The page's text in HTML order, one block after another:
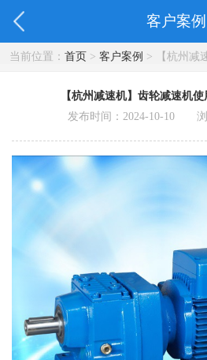
客户案例
当前位置： 首页> 客户案例 > 【杭州减
【杭州减速机】齿轮减速机
发布时间：2024-10-10 浏